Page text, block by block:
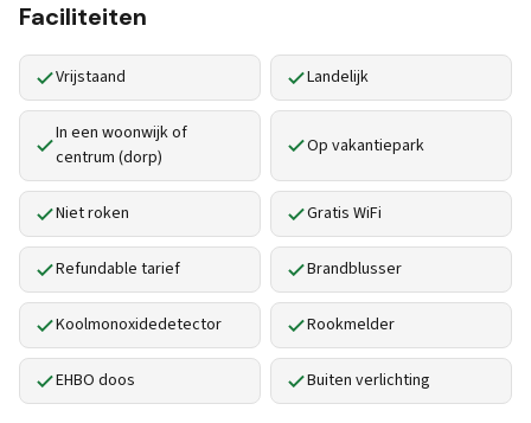
Faciliteiten
Vrijstaand Landelijk
In een woonwijk of
centrum (dorp)
Op vakantiepark
Niet roken Gratis WiFi
Refundable tarief Brandblusser
Koolmonoxidedetector Rookmelder
EHBO doos Buiten verlichting